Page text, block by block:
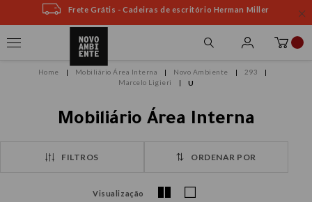
Frete Grátis - Cadeiras de escritório Herman Miller
Mobiliário Área Interna Novo Ambiente
293
Marcelo Ligieri
U
Mobiliário Área Interna
FILTROS ORDENAR POR
Visualização